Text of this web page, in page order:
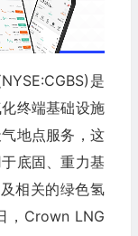
是
终端基础设施
地点服务，这
底固、重力基
相关的绿色氢
，Crown LNG